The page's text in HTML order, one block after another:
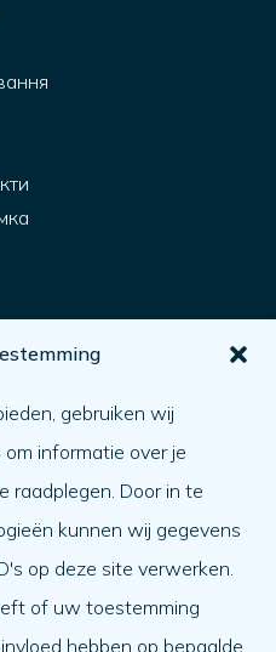
gebruiken wij
informatie over je
raadplegen. Door in te
kunnen wij gegevens
op deze site verwerken.
of uw toestemming
hebben op bepaalde